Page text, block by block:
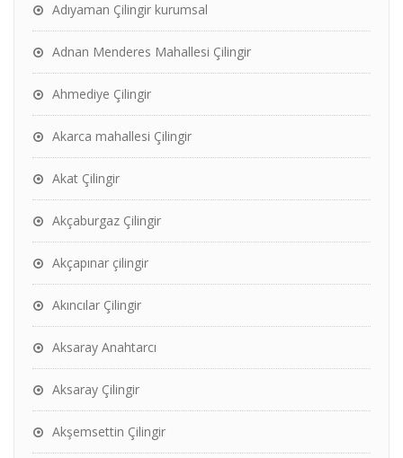
Adıyaman Çilingir kurumsal
Adnan Menderes Mahallesi Çilingir
Ahmediye Çilingir
Akarca mahallesi Çilingir
Akat Çilingir
Akçaburgaz Çilingir
Akçapınar çilingir
Akıncılar Çilingir
Aksaray Anahtarcı
Aksaray Çilingir
Akşemsettin Çilingir